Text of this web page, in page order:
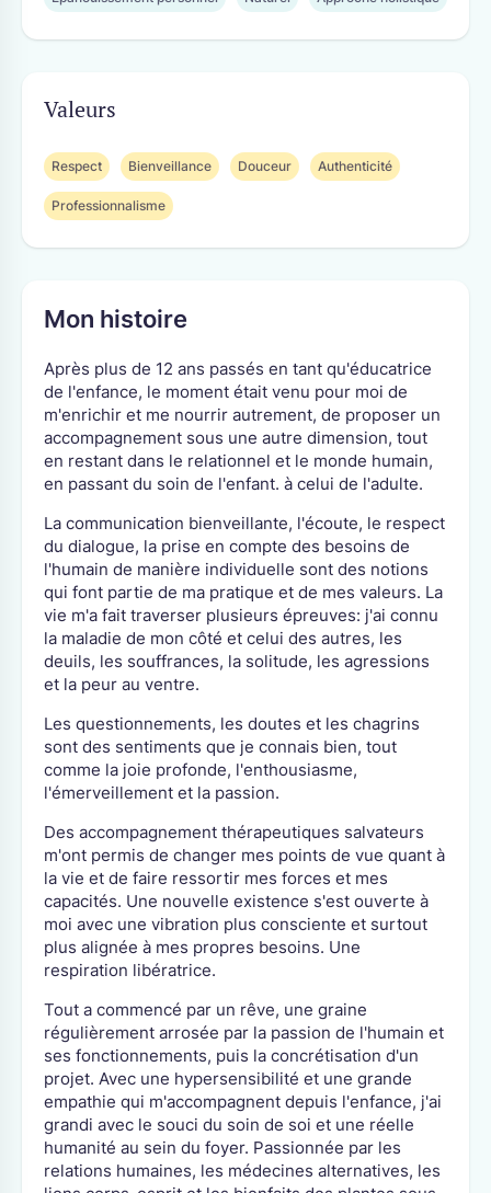
Valeurs
Respect Bienveillance Douceur Authenticité
Professionnalisme
Mon histoire
Après plus de 12 ans passés en tant qu'éducatrice
de l'enfance, le moment était venu pour moi de
m'enrichir et me nourrir autrement, de proposer un
accompagnement sous une autre dimension, tout
en restant dans le relationnel et le monde humain,
en passant du soin de l'enfant. à celui de l'adulte.
La communication bienveillante, l'écoute, le respect
du dialogue, la prise en compte des besoins de
l'humain de manière individuelle sont des notions
qui font partie de ma pratique et de mes valeurs. La
vie m'a fait traverser plusieurs épreuves: j'ai connu
la maladie de mon côté et celui des autres, les
deuils, les souffrances, la solitude, les agressions
et la peur au ventre.
Les questionnements, les doutes et les chagrins
sont des sentiments que je connais bien, tout
comme la joie profonde, l'enthousiasme,
l'émerveillement et la passion.
Des accompagnement thérapeutiques salvateurs
m'ont permis de changer mes points de vue quant à
la vie et de faire ressortir mes forces et mes
capacités. Une nouvelle existence s'est ouverte à
moi avec une vibration plus consciente et surtout
plus alignée à mes propres besoins. Une
respiration libératrice.
Tout a commencé par un rêve, une graine
régulièrement arrosée par la passion de l'humain et
ses fonctionnements, puis la concrétisation d'un
projet. Avec une hypersensibilité et une grande
empathie qui m'accompagnent depuis l'enfance, j'ai
grandi avec le souci du soin de soi et une réelle
humanité au sein du foyer. Passionnée par les
relations humaines, les médecines alternatives, les